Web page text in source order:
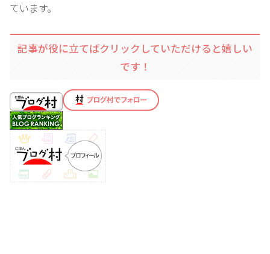
ています。
記事が役に立てばクリックしていただけると嬉しい
です！